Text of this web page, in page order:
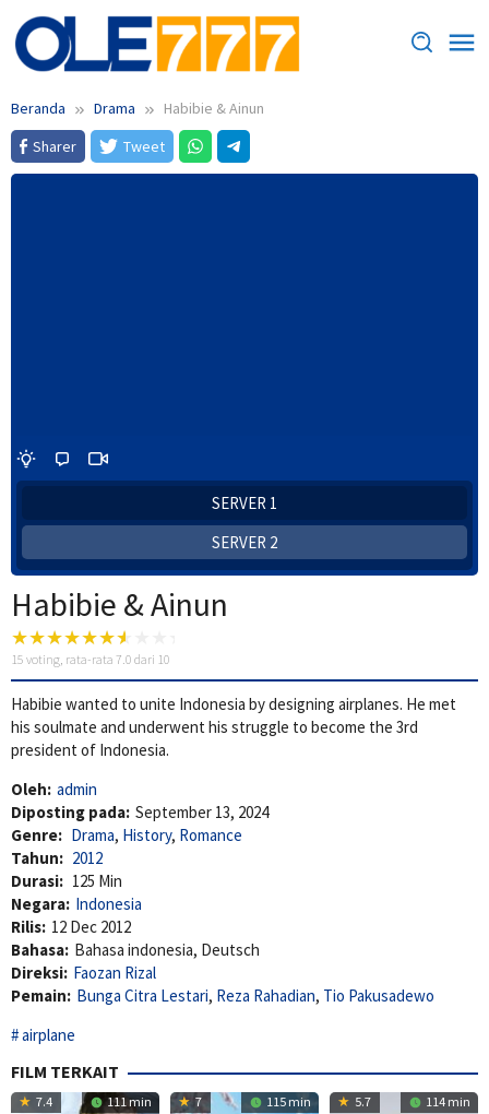
Loncat
ke
konten
Beranda Drama
Habibie & Ainun
Sharer
Tweet
SERVER 1
SERVER 2
Habibie & Ainun
15 voting, rata-rata 7.0 dari 10
Habibie wanted to unite Indonesia by designing airplanes. He met
his soulmate and underwent his struggle to become the 3rd
president of Indonesia.
Oleh: admin
Diposting pada: September 13, 2024
Genre: Drama, History, Romance
Tahun: 2012
Durasi: 125 Min
Negara: Indonesia
Rilis: 12 Dec 2012
Bahasa: Bahasa indonesia, Deutsch
Direksi: Faozan Rizal
Pemain: Bunga Citra Lestari, Reza Rahadian, Tio Pakusadewo
airplane
FILM TERKAIT
7.4 111 min 7 115 min 5.7 114 min